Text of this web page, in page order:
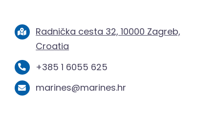
Radnička cesta 32, 10000 Zagreb,
Croatia
+385 1 6055 625
marines@marines.hr